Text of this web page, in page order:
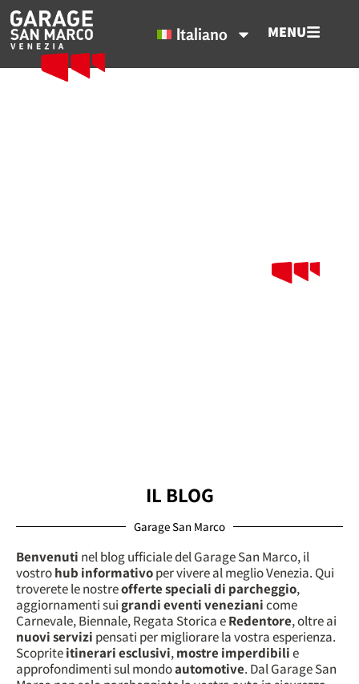
Italiano MENU
IL BLOG
Garage San Marco
Benvenuti nel blog ufficiale del Garage San Marco, il
vostrohub informativoper vivere al meglio Venezia. Qui
troverete le nostreofferte speciali di parcheggio,
aggiornamenti sui grandi eventi venezianicome
Carnevale, Biennale, Regata Storica eRedentore, oltre ai
nuovi servizi pensati per migliorare la vostra esperienza.
Scopriteitinerari esclusivi,mostre imperdibilie
approfondimenti sul mondoautomotive. Dal Garage San